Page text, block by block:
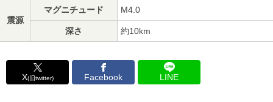
震源
マグニチュード M4.0
深さ 約10km
X(旧twitter) Facebook LINE